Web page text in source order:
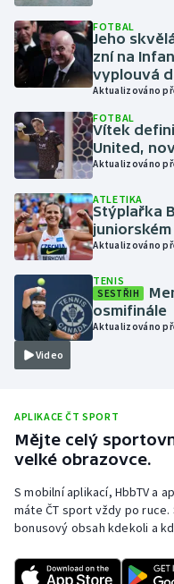
Judo
Krasobruslení
Lyže a snowboard
Moderní pětiboj
Motorsport
Parasport
Plavání
Ragby
Rychlobruslení
Rychlostní kanoistika
Short track
FOTBAL
Jeho
zní na
vyplouvá
Aktualizováno
FOTBAL
Vítek
United,
Aktualizováno
ATLETIKA
Stýplařka
Aktualizováno
Video
TENIS
SESTŘIH
osmifinále
Aktualizováno
APLIKACE ČT SPORT
Mějte celý
velké obrazovce.
S mobilní aplikací, HbbTV a
máte ČT sport vždy po
bonusový obsah kdekoli a